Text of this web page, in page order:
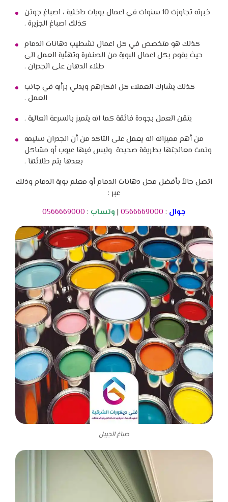
خبرته تجاوزت 10 سنوات في اعمال بويات داخلية ، اصباغ جوتن
كذلك اصباغ الجزيرة .
كذلك هو متخصص في كل اعمال تشطيب دهانات الدمام
حيث يقوم بكل اعمال البوية من الصنفرة وتهئية العمل الى
طلاء الدهان على الجدران .
كذلك يشارك العملاء كل افكارهم ويدلي برأيه في جانب
العمل .
يتقن العمل بجودة فائقة كما انه يتميز بالسرعة العالية .
من أهم مميزاته انه يعمل على التاكد من أن الجدران سليمه
وتمت معالجتها بطريقة صحيحة وليس فيها عيوب أو مشاكل
بعدها يتم طلائها .
اتصل حالاً بأفضل محل دهانات الدمام أو معلم بوية الدمام وذلك
عبر :
جوال :
0566669000
| وتساب :
0566669000
صباغ الجبيل